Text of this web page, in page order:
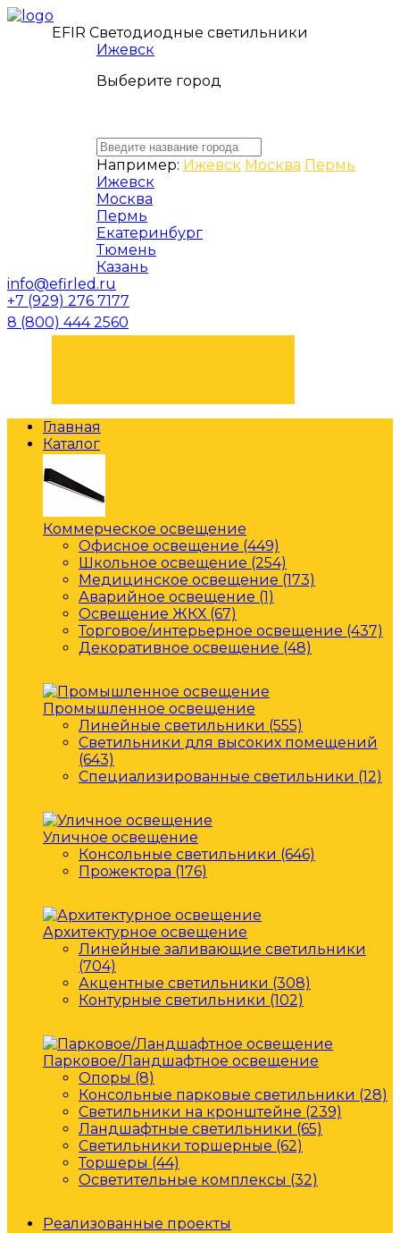
EFIR Светодиодные светильники
Ижевск
Выберите город
Например: Ижевск Москва Пермь
Ижевск
Москва
Пермь
Екатеринбург
Тюмень
Казань
info@efirled.ru
+7 (929) 276 7177
8 (800) 444 2560
Главная
Каталог
Коммерческое освещение
Офисное освещение (449)
Школьное освещение (254)
Медицинское освещение (173)
Аварийное освещение (1)
Освещение ЖКХ (67)
Торговое/интерьерное освещение (437)
Декоративное освещение (48)
Промышленное освещение
Линейные светильники (555)
Светильники для высоких помещений
(643)
Специализированные светильники (12)
Уличное освещение
Консольные светильники (646)
Прожектора (176)
Архитектурное освещение
Линейные заливающие светильники
(704)
Акцентные светильники (308)
Контурные светильники (102)
Парковое/Ландшафтное освещение
Опоры (8)
Консольные парковые светильники (28)
Светильники на кронштейне (239)
Ландшафтные светильники (65)
Светильники торшерные (62)
Торшеры (44)
Осветительные комплексы (32)
Реализованные проекты